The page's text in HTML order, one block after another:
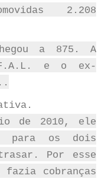
2.208
a 875. A
e o ex-
de 2010, ele
para os dois
Por esse
fazia cobranças